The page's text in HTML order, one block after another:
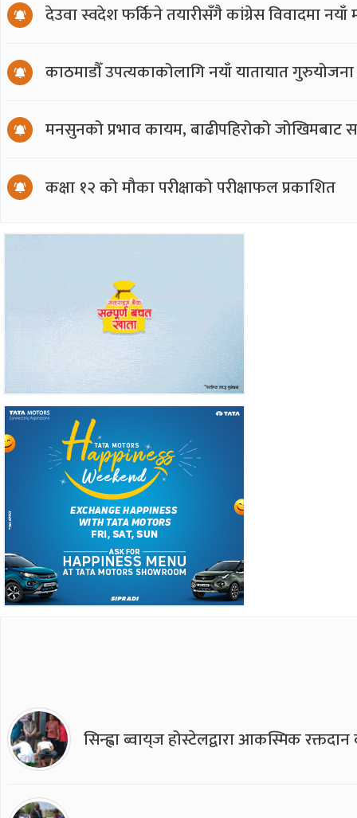
देउवा स्वदेश फर्किने तयारीसँगै कांग्रेस विवादमा
काठमाडौँ उपत्यकाकोलागि नयाँ यातायात
मनसुनको प्रभाव कायम, बाढीपहिरोको जोखिमबाट
कक्षा १२ को मौका परीक्षाको परीक्षाफल प्रकाशित
सिन्ह्वा ब्वाय्‌ज होस्टेलद्वारा आकस्मिक